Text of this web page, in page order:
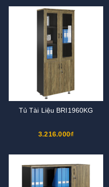
Tủ Tài Liệu BRI1960KG
3.216.000₫